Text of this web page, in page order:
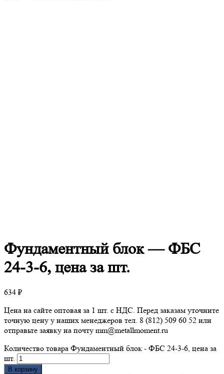
Фундаментныйблок — ФБС
24-3-6, цена за шт.
634 ₽
Цена на сайте оптовая за 1 шт. с НДС. Перед заказам уточните
точную цену у наших менеджеров тел. 8 (812) 509 60 52 или
отправьте заявку на почту mm@metallmoment.ru
Количество товара Фундаментный блок - ФБС 24-3-6, цена за
шт.
В корзину